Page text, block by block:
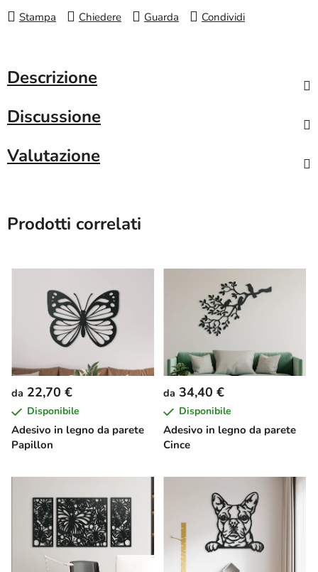
Stampa Chiedere Guarda Condividi
Descrizione
Discussione
Valutazione
Prodotti correlati
Adesivo in legno da parete
Papillon
da 22,70 €
Disponibile
Adesivo in legno da parete
Cince
da 34,40 €
Disponibile